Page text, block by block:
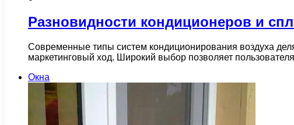
Разновидности кондиционеров и
Современные типы систем кондиционирования воздуха
маркетинговый ход. Широкий выбор позволяет
Окна